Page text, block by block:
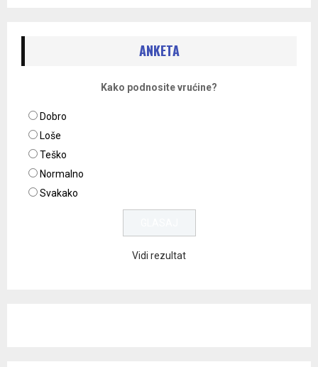
ANKETA
Kako podnosite vrućine?
Dobro
Loše
Teško
Normalno
Svakako
Vidi rezultat